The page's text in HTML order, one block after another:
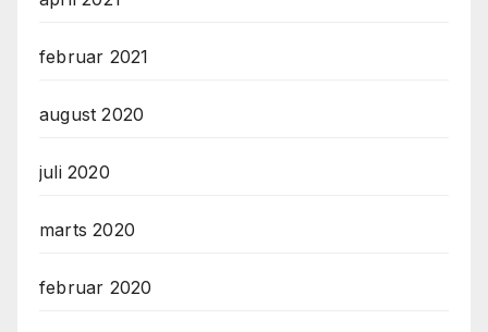
februar 2021
august 2020
juli 2020
marts 2020
februar 2020